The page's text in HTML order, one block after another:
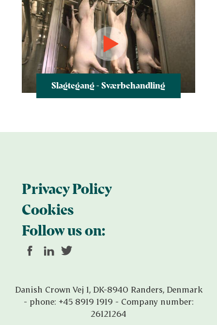
Slagtegang - Sværbehandling
Privacy Policy
Cookies
Follow us on:
Danish Crown Vej 1, DK-8940 Randers, Denmark
- phone: +45 8919 1919 - Company number:
26121264